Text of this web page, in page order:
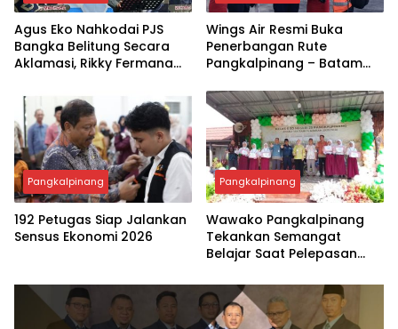
Agus Eko Nahkodai PJS
Bangka Belitung Secara
Aklamasi, Rikky Fermana
Wings Air Resmi Buka
Penerbangan Rute
Pangkalpinang – Batam
Festival Pasir Padi Kota
Pangkalpinang
Pangkalpinang
192 Petugas Siap Jalankan
Sensus Ekonomi 2026
Pangkalpinang
Wawako Pangkalpinang
Tekankan Semangat
Belajar Saat Pelepasan